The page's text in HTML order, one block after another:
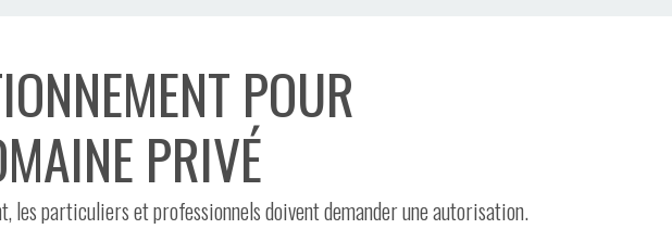
POUR
PRIVÉ
les particuliers et professionnels doivent demander une autorisation.